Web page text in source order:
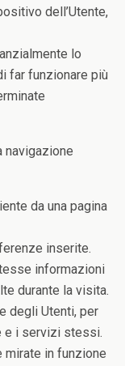
dell’Utente,
lo
far funzionare più
navigazione
da una pagina
inserite.
informazioni
durante la visita.
degli Utenti, per
e i servizi stessi.
in funzione